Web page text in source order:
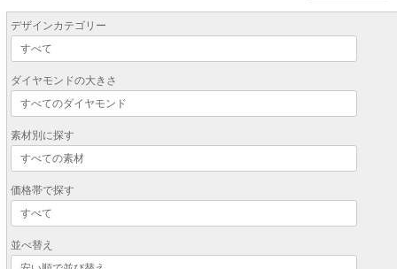
デザインカテゴリー
ダイヤモンドの大きさ
素材別に探す
価格帯で探す
並べ替え